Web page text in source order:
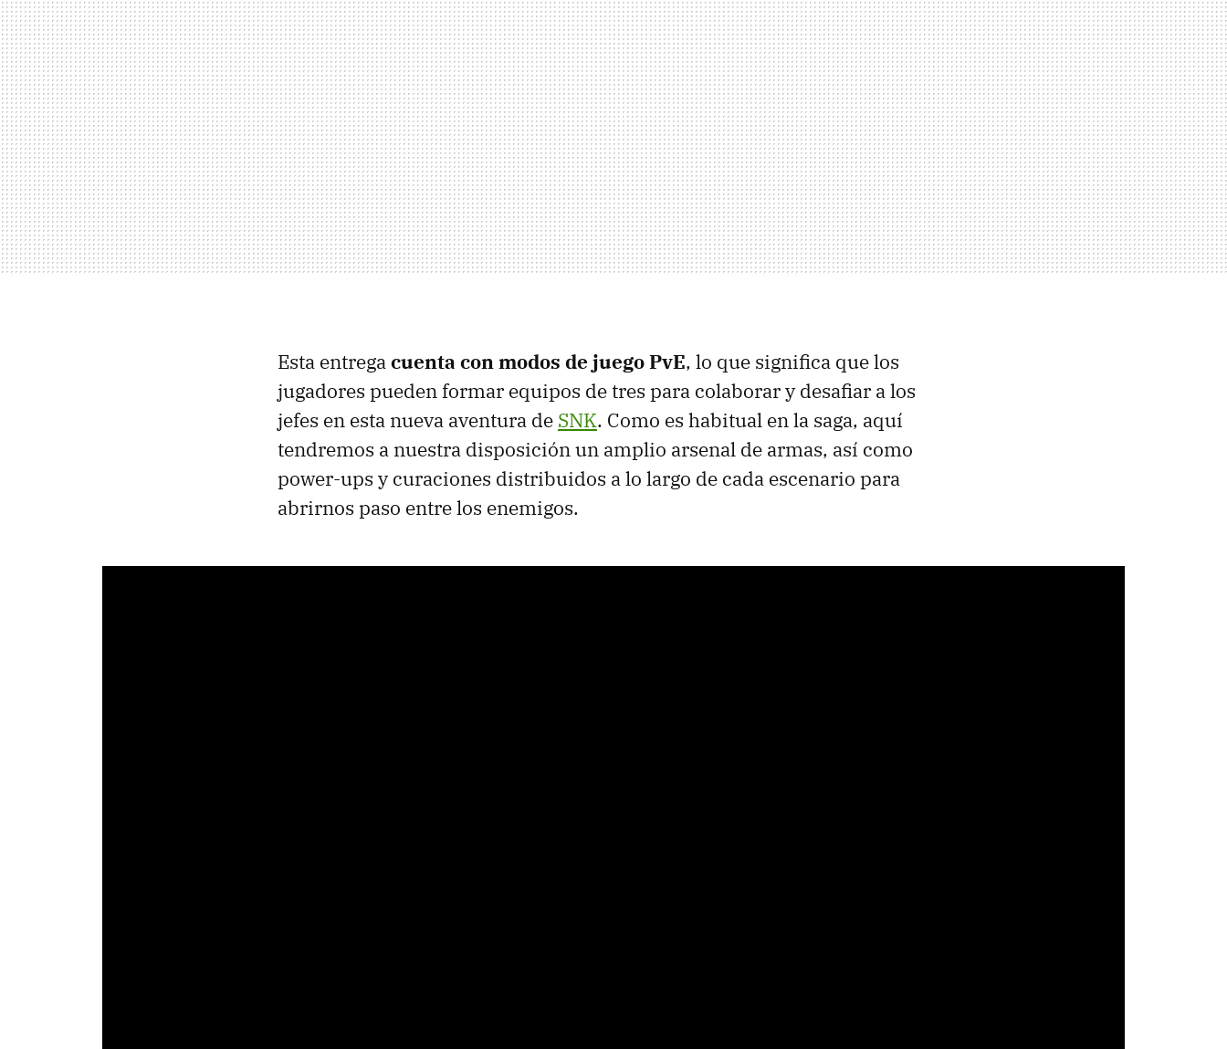
Esta entregacuenta con modos de juego PvE, lo que significa que los
jugadores pueden formar equipos de tres para colaborar y desafiar a los
jefes en esta nueva aventura de SNK. Como es habitual en la saga, aquí
tendremos a nuestra disposición un amplio arsenal de armas, así como
power-ups y curaciones distribuidos a lo largo de cada escenario para
abrirnos paso entre los enemigos.